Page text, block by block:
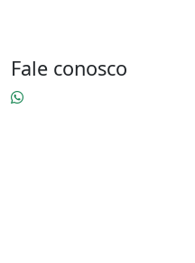
Fale conosco